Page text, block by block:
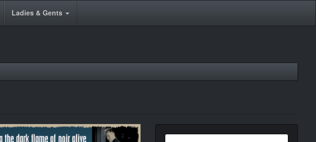
Ladies & Gents